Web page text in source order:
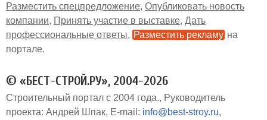
Разместить спецпредложение Опубликовать новость
компании
Принять участие в выставке Дать
профессиональные ответы
Разместить рекламу на
портале
© «БЕСТ-СТРОЙ.РУ», 2004-2026
Строительный портал с 2004 года.
Руководитель
проекта: Андрей Шпак E-mail: info@best-stroy.ru